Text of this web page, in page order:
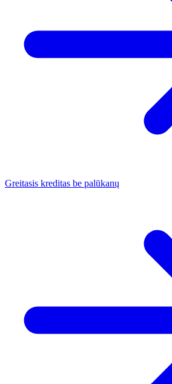
Greitasis kreditas be palūkanų